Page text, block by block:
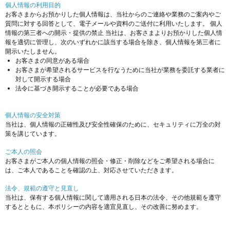
個人情報の利用目的
お客さまからお預かりした個人情報は、当社からのご連絡や業務のご案内やご
質問に対する回答として、電子メールや資料のご送付に利用いたします。 個人
情報の第三者への開示・提供の禁止 当社は、お客さまよりお預かりした個人情
報を適切に管理し、次のいずれかに該当する場合を除き、個人情報を第三者に
開示いたしません。
お客さまの同意がある場合
お客さまが希望されるサービスを行なうために当社が業務を委託する業者に
対して開示する場合
法令に基づき開示することが必要である場合
個人情報の安全対策
当社は、個人情報の正確性及び安全性確保のために、セキュリティに万全の対
策を講じています。
ご本人の照会
お客さまがご本人の個人情報の照会・修正・削除などをご希望される場合に
は、ご本人であることを確認の上、対応させていただきます。
法令、規範の遵守と見直し
当社は、保有する個人情報に関して適用される日本の法令、その他規範を遵守
するとともに、本ポリシーの内容を適宜見直し、その改善に努めます。